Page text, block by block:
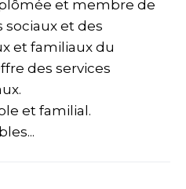
et membre de
sociaux et des
et familiaux du
des services
et familial.